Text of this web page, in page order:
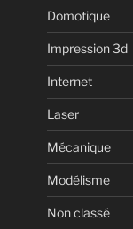
Domotique
Impression 3d
Internet
Laser
Mécanique
Modélisme
Non classé